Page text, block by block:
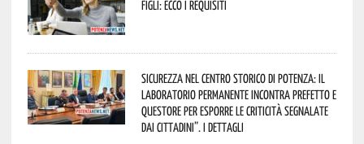
figli: ecco i requisiti
Sicurezza nel Centro Storico di Potenza: il
Laboratorio Permanente incontra Prefetto e
Questore per esporre le criticità segnalate
dai cittadini”. I dettagli